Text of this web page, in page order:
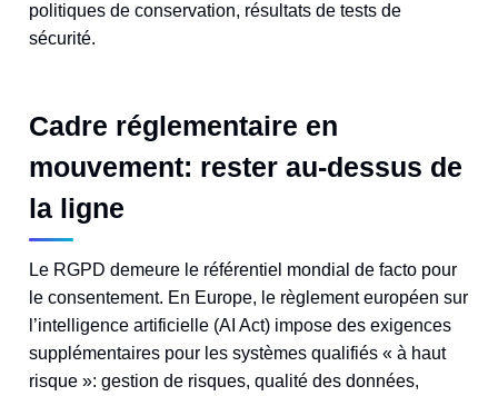
politiques de conservation, résultats de tests de
sécurité.
Cadre réglementaire en
mouvement: rester au-dessus de
la ligne
Le RGPD demeure le référentiel mondial de facto pour
le consentement. En Europe, le règlement européen sur
l’intelligence artificielle (AI Act) impose des exigences
supplémentaires pour les systèmes qualifiés « à haut
risque »: gestion de risques, qualité des données,